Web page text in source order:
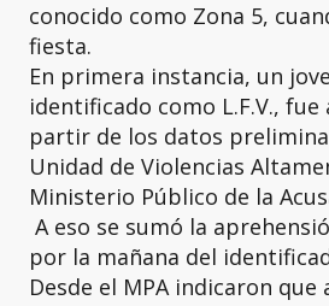
conocido como Zona 5,
fiesta.
En primera instancia, un
identificado como L.F.V.,
partir de los datos
Unidad de Violencias
Ministerio Público de la
A eso se sumó la
por la mañana del
Desde el MPA indicaron que